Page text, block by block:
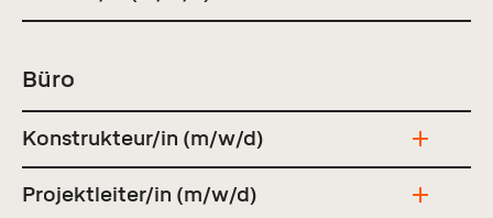
Büro
Konstrukteur/in (m/w/d)
Projektleiter/in (m/w/d)